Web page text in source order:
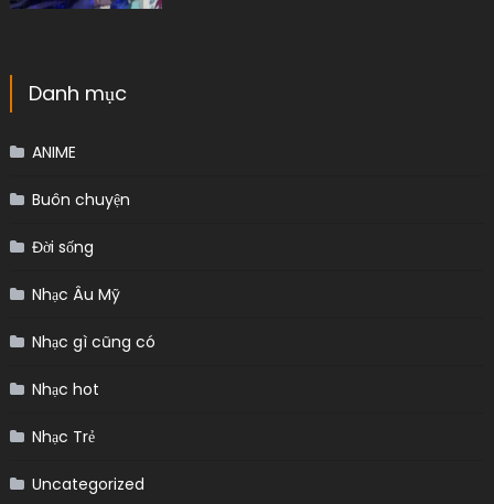
Danh mục
ANIME
Buôn chuyện
Đời sống
Nhạc Âu Mỹ
Nhạc gì cũng có
Nhạc hot
Nhạc Trẻ
Uncategorized